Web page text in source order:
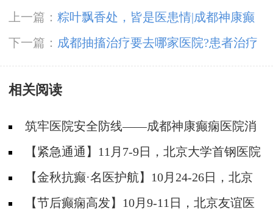
上一篇： 粽叶飘香处，皆是医患情|成都神康癫
痫医院端午爱心纪实
下一篇： 成都抽搐治疗要去哪家医院?患者治疗
癫痫病应该保持什么状态?
相关阅读
筑牢医院安全防线——成都神康癫痫医院消
防安全培训纪实
【紧急通通】11月7-9日，北京大学首钢医院
神经内科胡颖教授亲临成都会诊，破解癫痫疑难
【金秋抗癫·名医护航】10月24-26日，北京
大学首钢医院神经内科主任高伟教授亲临成都会
【节后癫痫高发】10月9-11日，北京友谊医